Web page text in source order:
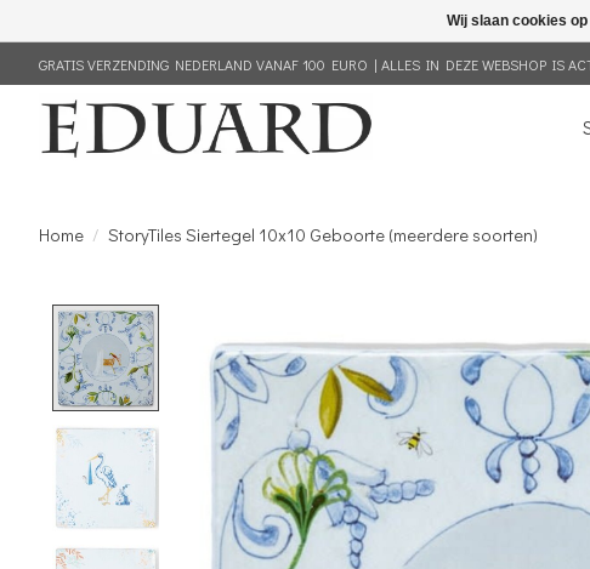
GRATIS VERZENDING NEDERLAND VANAF 100 EURO | ALLES IN DEZE WEBSHOP IS
Home / StoryTiles Siertegel 10x10 Geboorte (meerdere soorten)
Wij slaan cookies